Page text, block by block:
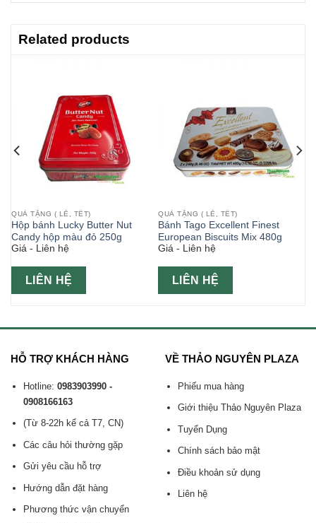
Related products
QUÀ TẶNG ( LỄ, TẾT)
Hộp bánh Lucky Butter Nut
Candy hộp màu đỏ 250g
Giá - Liên hệ
LIÊN HỆ
QUÀ TẶNG ( LỄ, TẾT)
Bánh Tago Excellent Finest
European Biscuits Mix 480g
Giá - Liên hệ
LIÊN HỆ
HỖ TRỢ KHÁCH HÀNG
Hotline: 0983903990 -
0908166163
(Từ 8-22h kể cả T7, CN)
Các câu hỏi thường gặp
Gửi yêu cầu hỗ trợ
Hướng dẫn đặt hàng
Phương thức vận chuyển
VỀ THẢO NGUYÊN PLAZA
Phiếu mua hàng
Giới thiệu Thảo Nguyên Plaza
Tuyển Dụng
Chính sách bảo mật
Điều khoản sử dụng
Liên hệ